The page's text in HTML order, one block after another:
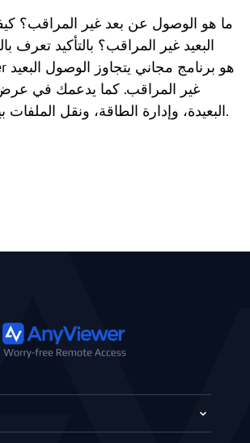
ما هو الوصول عن بعد غير المراقب؟
البعيد غير المراقب؟ بالتأكيد تعرف
غير المراقب. كما يدعمك في عرض
البعيدة، وإدارة الطاقة، ونقل الملفات بين الأجهزة البعيدة.